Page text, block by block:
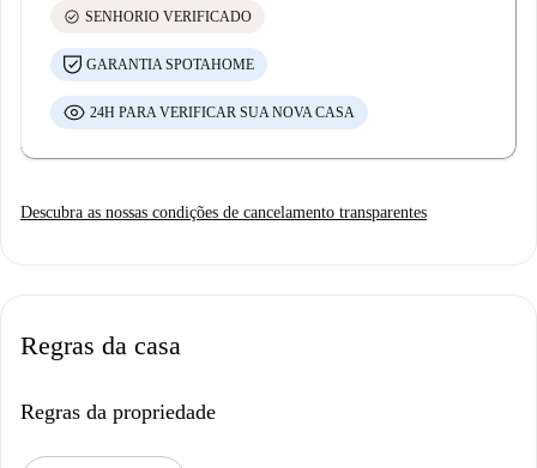
check_circle SENHORIO VERIFICADO
GARANTIA SPOTAHOME
24H PARA VERIFICAR SUA NOVA CASA
Descubra as nossas condições de cancelamento transparentes
Regras da casa
Regras da propriedade